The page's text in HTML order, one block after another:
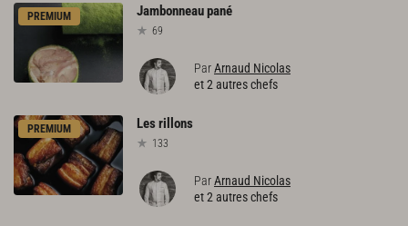
PREMIUM Jambonneaupané
69
ParArnaud Nicolas
et 2 autres chefs
PREMIUM Lesrillons
133
ParArnaud Nicolas
et 2 autres chefs